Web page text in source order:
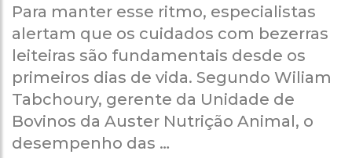
Para manter esse ritmo, especialistas
alertam que os cuidados com bezerras
leiteiras são fundamentais desde os
primeiros dias de vida. Segundo Wiliam
Tabchoury, gerente da Unidade de
Bovinos da Auster Nutrição Animal, o
desempenho das …